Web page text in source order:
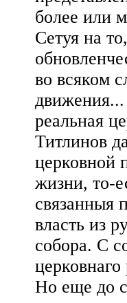
более или
Сетуя на
во всяком
реальная
Титлинов
церковной
жизни, то-
связанныя
власть из
собора. С
Но еще до